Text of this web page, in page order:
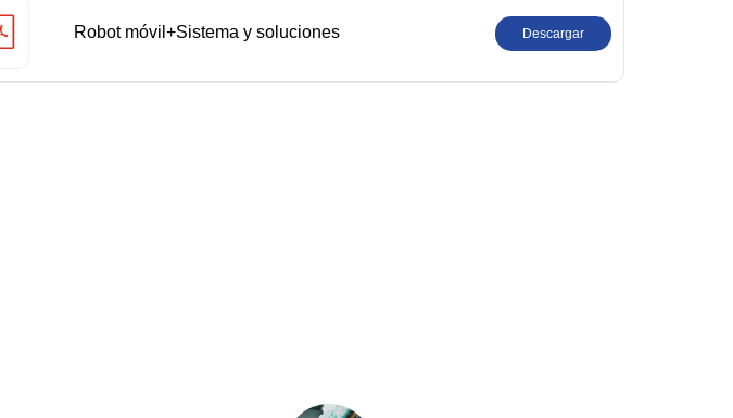
Robot móvil+Sistema y soluciones Descargar